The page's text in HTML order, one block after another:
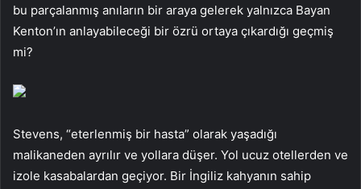
bu parçalanmış anıların bir araya gelerek yalnızca Bayan
Kenton’ın anlayabileceği bir özrü ortaya çıkardığı geçmiş
mi?
Stevens, “eterlenmiş bir hasta” olarak yaşadığı
malikaneden ayrılır ve yollara düşer. Yol ucuz otellerden ve
izole kasabalardan geçiyor. Bir İngiliz kahyanın sahip